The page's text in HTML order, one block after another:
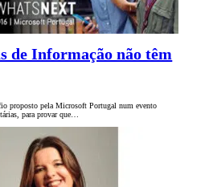
de Informação não têm
proposto pela Microsoft Portugal num evento
para provar que…